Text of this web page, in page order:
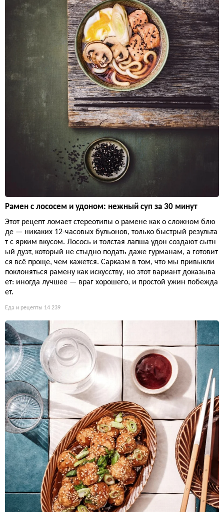
Рамен с лососем и удоном: нежный суп за 30 минут
Этот рецепт ломает стереотипы о рамене как о сложном блю
де — никаких 12-часовых бульонов, только быстрый результа
т с ярким вкусом. Лосось и толстая лапша удон создают сытн
ый дуэт, который не стыдно подать даже гурманам, а готовит
ся всё проще, чем кажется. Сарказм в том, что мы привыкли
поклоняться рамену как искусству, но этот вариант доказыва
ет: иногда лучшее — враг хорошего, и простой ужин побежда
ет.
Еда и рецепты 14 239